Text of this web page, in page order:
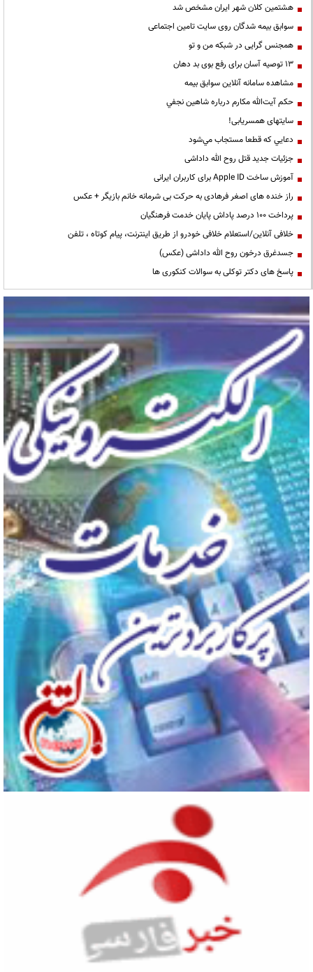
هشتمین کلان شهر ایران مشخص شد
سوابق بیمه شدگان روی سایت تامین اجتماعی
همجنس گرایی در شبکه من و تو
13 توصیه آسان برای رفع بوی بد دهان
مشاهده سامانه آنلاين سوابق بیمه
حكم آيت‌الله مكارم درباره شاهين نجفي
سایتهای همسریابی!
دعايي كه قطعا مستجاب مي‌شود
جزئیات جدید قتل روح الله داداشی
آموزش ساخت Apple ID برای کاربران ایرانی
راز خنده های اصغر فرهادی به حرکت بی شرمانه خانم بازیگر + عکس
پرداخت ۱۰۰ درصد پاداش پایان خدمت فرهنگیان
خلافی آنلاین/استعلام خلافی خودرو از طریق اینترنت، پیام کوتاه ، تلفن
جسدغرق درخون روح الله داداشی (عکس)
پاسخ های دکتر توکلی به سوالات کنکوری ها